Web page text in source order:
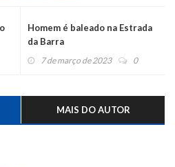
Homem é baleado na Estrada
da Barra
7 de março de 2023 0
MAIS DO AUTOR